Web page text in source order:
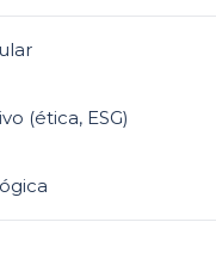
(ética, ESG)